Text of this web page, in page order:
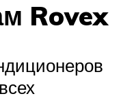
Rovex